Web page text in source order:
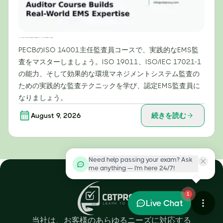
PECBのISO 14001主任監査員コースで、実践的なEMS監
査をマスターしましょう。ISO 19011、ISO/IEC 17021-1
の能力、そして効果的な環境マネジメントシステム監査の
ための実践的な監査テクニックを学び、認定EMS監査員に
なりましょう。
August 9, 2026 続きを読む
当社は、お客様のあらゆるニーズに対応する
Need help passing your exam? Ask
me anything — I'm here 24/7!
1
Live Chat